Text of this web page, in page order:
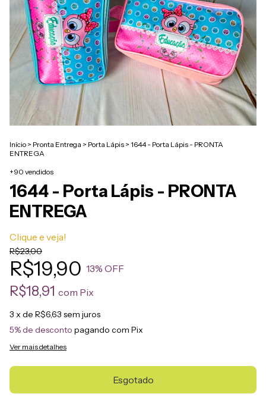
Início > Pronta Entrega > Porta Lápis > 1644 - Porta Lápis - PRONTA
ENTREGA
+90 vendidos
1644 - Porta Lápis - PRONTA
ENTREGA
Clique e veja!
R$23,00
R$19,90 13% OFF
R$18,91 com Pix
3 x de R$6,63 sem juros
5% de desconto pagando com Pix
Ver mais detalhes